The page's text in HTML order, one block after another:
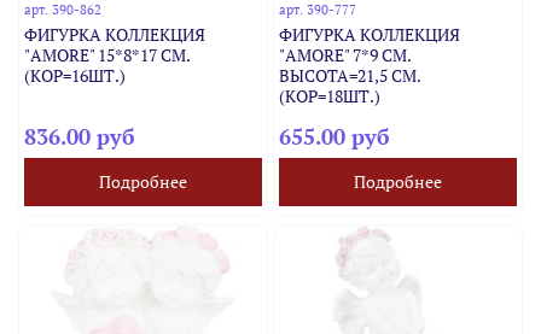
арт.390-862
ФИГУРКА КОЛЛЕКЦИЯ
"AMORE" 15*8*17 СМ.
(КОР=16ШТ.)
836.00 руб
Подробнее
арт. 390-777
ФИГУРКА КОЛЛЕКЦИЯ
"AMORE" 7*9 СМ.
ВЫСОТА=21,5 СМ.
(КОР=18ШТ.)
655.00 руб
Подробнее